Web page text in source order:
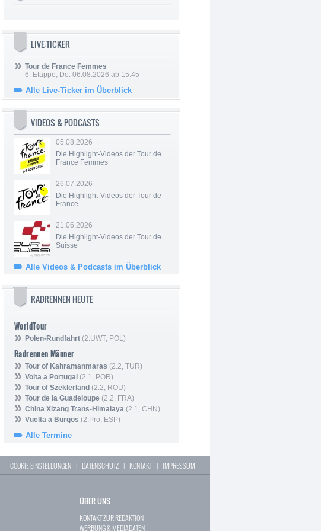
LIVE-TICKER
Tour de France Femmes
6. Etappe, Do. 06.08.2026 ab 15:45
Alle Live-Ticker im Überblick
VIDEOS & PODCASTS
05.08.2026
Die Highlight-Videos der Tour de
France Femmes
26.07.2026
Die Highlight-Videos der Tour de
France
21.06.2026
Die Highlight-Videos der Tour de
Suisse
Alle Videos & Podcasts im Überblick
RADRENNEN HEUTE
WorldTour
Polen-Rundfahrt (2.UWT, POL)
Radrennen Männer
Tour of Kahramanmaras (2.2, TUR)
Volta a Portugal (2.1, POR)
Tour of Szeklerland (2.2, ROU)
Tour de la Guadeloupe (2.2, FRA)
China Xizang Trans-Himalaya (2.1, CHN)
Vuelta a Burgos (2.Pro, ESP)
Alle Termine
COOKIE EINSTELLUNGEN | DATENSCHUTZ | KONTAKT| IMPRESSUM
ÜBER UNS
KONTAKT ZUR REDAKTION
WERBUNG & MEDIADATEN